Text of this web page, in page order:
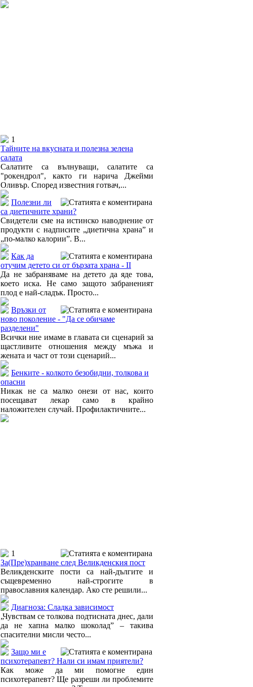
1
Тайните на вкусната и полезна зелена
салата
Салатите са вълнуващи, салатите са
"рокендрол", както ги нарича Джейми
Оливър. Според известния готвач,...
Полезни ли
са диетичните храни?
Свидетели сме на истинско наводнение от
продукти с надписите „диетична храна” и
„по-малко калории”. В...
Как да
отучим детето си от бързата храна - II
Да не забраняваме на детето да яде това,
което иска. Не само защото забраненият
плод е най-сладък. Просто...
Връзки от
ново поколение - "Да се обичаме
разделени"
Всички ние имаме в главата си сценарий за
щастливите отношения между мъжа и
жената и част от този сценарий...
Бенките - колкото безобидни, толкова и
опасни
Никак не са малко онези от нас, които
посещават лекар само в крайно
наложителен случай. Профилактичните...
1
За(Пре)хранване след Великденския пост
Великденските пости са най-дългите и
същевременно най-строгите в
православния календар. Ако сте решили...
Диагноза: Сладка зависимост
„Чувствам се толкова подтисната днес, дали
да не хапна малко шоколад” – такива
спасителни мисли често...
Защо ми е
психотерапевт? Нали си имам приятели?
Как може да ми помогне един
психотерапевт? Ще разреши ли проблемите